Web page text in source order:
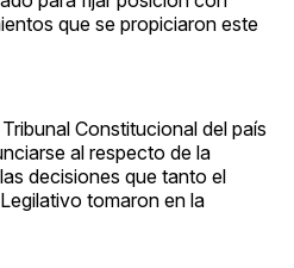
que se propiciaron este
Constitucional del país
al respecto de la
decisiones que tanto el
tomaron en la